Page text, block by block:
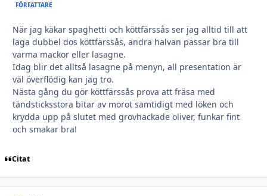
FÖRFATTARE
När jag käkar spaghetti och köttfärssås ser jag alltid till att
laga dubbel dos köttfärssås, andra halvan passar bra till
varma mackor eller lasagne.
Idag blir det alltså lasagne på menyn, all presentation är
väl överflödig kan jag tro.
Nästa gång du gör köttfärssås prova att fräsa med
tändsticksstora bitar av morot samtidigt med löken och
krydda upp på slutet med grovhackade oliver, funkar fint
och smakar bra!
Citat